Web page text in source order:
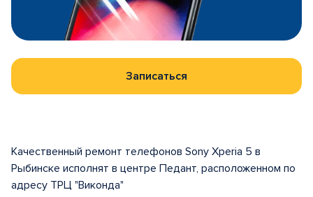
Записаться
Качественный ремонт телефонов Sony Xperia 5 в
Рыбинске исполнят в центре Педант, расположенном по
адресу ТРЦ "Виконда"